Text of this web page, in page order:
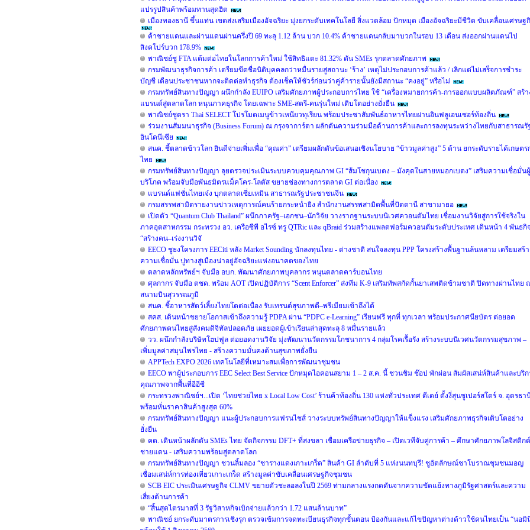
แปรรูปสินค้าพร้อมทานสุดฮิต
เมืองทองธานี ขึ้นแท่น เขตส่งเสริมเมืองอัจฉริยะ มุ่งยกระดับเทคโนโลยี สิ่งแวดล้อม ปักหมุด เมืองอัจฉริยะมีชีวิต ขับเคลื่อนเศรษฐ
ค้าชายแดนและผ่านแดนผ่านครึ่งปี 69 ทะลุ 1.12 ล้าน บวก 10.4% ค้าชายแดนกลับมาบวกในรอบ 13 เดือน ส่งออกผ่านแดนไป
สิงคโปร์บวก 178.9%
พาณิชย์ชู FTA แต้มต่อไทยในโลกการค้าใหม่ ใช้สิทธิแตะ 81.32% ดัน SMEs รุกตลาดศักยภาพ
กรมพัฒนาธุรกิจการค้า เตรียมขีดชื่อนิติบุคคลกว่าหมื่นรายสู่สถานะ ‘ร้าง’ เหตุไม่ประกอบการค้าแล้ว / เลิกแต่ไม่เสร็จการชำระ
บัญชี เตือนประชาชนหากจะติดต่อทำธุรกิจ ต้องเช็คให้ชัวร์ก่อนว่าคู่ค้ารายนั้นยังมีสถานะ “คงอยู่” หรือไม่
กรมทรัพย์สินทางปัญญา ผนึกกำลัง EUIPO เสริมศักยภาพผู้ประกอบการไทย ใช้ “เครื่องหมายการค้า-การออกแบบผลิตภัณฑ์” สร้า
แบรนด์สู่ตลาดโลก หนุนภาคธุรกิจ โดยเฉพาะ SME-สตรี-คนรุ่นใหม่ เติบโตอย่างยั่งยืน
พาณิชย์ชูตรา Thai SELECT โปรโมตเมนูข้าวเหนียวทุเรียน พร้อมประชาสัมพันธ์อาหารไทยผ่านอินฟลูเอนเซอร์ท้องถิ่น
ร่วมงานสัมมนาธุรกิจ (Business Forum) ณ กรุงจาการ์ตา ผลักดันความร่วมมือด้านการค้าและการลงทุนระหว่างไทยกับสาธารณรั
อินโดนีเซีย
สนค. ชี้ตลาดข้าวโลก ยินดีจ่ายเพิ่มเพื่อ “คุณค่า” เตรียมผลักดันข้อเสนอเชิงนโยบาย “ข้าวมูลค่าสูง” 5 ด้าน ยกระดับรายได้เกษตร
ไทย
กรมทรัพย์สินทางปัญญา ลุยตรวจประเมินระบบควบคุมคุณภาพ GI “ส้มโชกุนเบตง – มังคุดในสายหมอกเบตง” เสริมความเชื่อมั่นผู้
บริโภค พร้อมจับมือพันธมิตรแม็คโคร-โลตัส ขยายช่องทางการตลาด GI ต่อเนื่อง
แบรนด์แฟชั่นไทยเจ๋ง บุกตลาดเซี่ยเหมิน สาธารณรัฐประชาชนจีน
กรมสรรพสามิตรายงานข่าวเหตุการณ์คนร้ายกระหน่ำยิง สำนักงานสรรพสามิตพื้นที่ปัตตานี สาขามายอ
เปิดตัว “Quantum Club Thailand” ผนึกภาครัฐ–เอกชน–นักวิจัย วางรากฐานระบบนิเวศควอนตัมไทย เชื่อมงานวิจัยสู่การใช้จริงใน
ภาคอุตสาหกรรม กระทรวง อว. เครือซีพี อไรซ์ ทรู QTRic และ qBraid ร่วมสร้างแพลตฟอร์มควอนตัมระดับประเทศ เดินหน้า 4 พันธกิจ
“สร้างคน–เร่งงานวิจั
EECO ชูธงโครงการ EECiti หลัง Market Sounding นักลงทุนไทย - ต่างชาติ สนใจลงทุน PPP โครงสร้างพื้นฐานล้นหลาม เตรียมสร้า
ความเชื่อมั่น ปูทางสู่เมืองน่าอยู่อัจฉริยะแห่งอนาคตของไทย
ตลาดหลักทรัพย์ฯ จับมือ อบก. พัฒนาศักยภาพบุคลากร หนุนตลาดคาร์บอนไทย
ศุลกากร จับมือ ตชด. พร้อม AOT เปิดปฏิบัติการ “Scent Enforcer” ส่งทีม K-9 เสริมทัพสกัดกั้นยาเสพติดข้ามชาติ ปิดทางผ่านไทย
สนามบินสุวรรณภูมิ
สนค. ชี้อาหารสัตว์เลี้ยงไทยโตต่อเนื่อง รับเทรนด์สุขภาพดี–พรีเมียมเข้าถึงได้
สคส. เดินหน้าขยายโอกาสเข้าถึงความรู้ PDPA ผ่าน “PDPC e-Learning” เรียนฟรี ทุกที่ ทุกเวลา พร้อมประกาศนียบัตร ต่อยอด
ศักยภาพคนไทยสู่สังคมดิจิทัลปลอดภัย เผยยอดผู้เข้าเรียนล่าสุดทะลุ 8 หมื่นรายแล้ว
วว. ผนึกกำลังบริษัทโฮปฟูล ต่อยอดงานวิจัย มุ่งพัฒนานวัตกรรมโภชนาการ 4 กลุ่มโรคเรื้อรัง สร้างระบบนิเวศนวัตกรรมสุขภาพ –
เพิ่มมูลค่าสมุนไพรไทย - สร้างความมั่นคงด้านสุขภาพยั่งยืน
APPTech EXPO 2026 เทคโนโลยีที่เหมาะสมเพื่อการพัฒนาชุมชน
EECO พาผู้ประกอบการ EEC Select Best Service ปักหมุดไอคอนสยาม 1 – 2 ส.ค. นี้ ชวนชิม ช๊อป พักผ่อน สัมผัสเสน่ห์สินค้าและบริก
คุณภาพจากพื้นที่อีอีซี
กระทรวงพาณิชย์ฯ...เปิด ‘ไทยช่วยไทย x Local Low Cost’ ร้านค้าท้องถิ่น 130 แห่งทั่วประเทศ ดีเดย์ ตั้งงี่สุนซูเปอร์สโตร์ จ. อุดรธา
พร้อมหั่นราคาสินค้าสูงสุด 60%
กรมทรัพย์สินทางปัญญา แนะผู้ประกอบการแฟรนไชส์ วางระบบทรัพย์สินทางปัญญาให้แข็งแรง เสริมศักยภาพธุรกิจเติบโตอย่าง
ยั่งยืน
คต. เดินหน้าผลักดัน SMEs ไทย จัดกิจกรรม DFT+ ที่สงขลา เชื่อมเครือข่ายธุรกิจ – เปิดเวทีจับคู่การค้า – ศึกษาศักยภาพโลจิสติกต์
ชายแดน - เสริมความพร้อมสู่ตลาดโลก
กรมทรัพย์สินทางปัญญา ชวนลิ้มลอง “ชารางแดงเกาะเกร็ด” สินค้า GI ลำดับที่ 5 แห่งนนทบุรี! ชูอัตลักษณ์ชาโบราณชุมชนมอญ
เชื่อมเสน่ห์การท่องเที่ยวเกาะเกร็ด สร้างมูลค่าขับเคลื่อนเศรษฐกิจชุมชน
SCB EIC ประเมินเศรษฐกิจ CLMV ขยายตัวชะลอลงในปี 2569 ท่ามกลางแรงกดดันจากความขัดแย้งทางภูมิรัฐศาสตร์และความ
เสี่ยงด้านการค้า
“สิ้นสุดไตรมาสที่ 3 รัฐวิสาหกิจเบิกจ่ายแล้วกว่า 1.72 แสนล้านบาท”
พาณิชย์ ยกระดับมาตรการเชิงรุก ตรวจเข้มการจดทะเบียนธุรกิจทุกขั้นตอน ป้องกันและแก้ไขปัญหาต่างด้าวใช้คนไทยเป็น “นอมิ